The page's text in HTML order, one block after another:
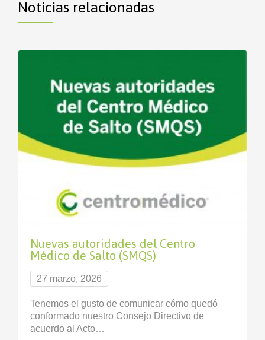
Noticias relacionadas
Nuevas autoridades del Centro
Médico de Salto (SMQS)
27 marzo, 2026
Tenemos el gusto de comunicar cómo quedó
conformado nuestro Consejo Directivo de
acuerdo al Acto…